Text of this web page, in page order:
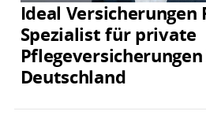
Ideal
Spezialist für private
Deutschland